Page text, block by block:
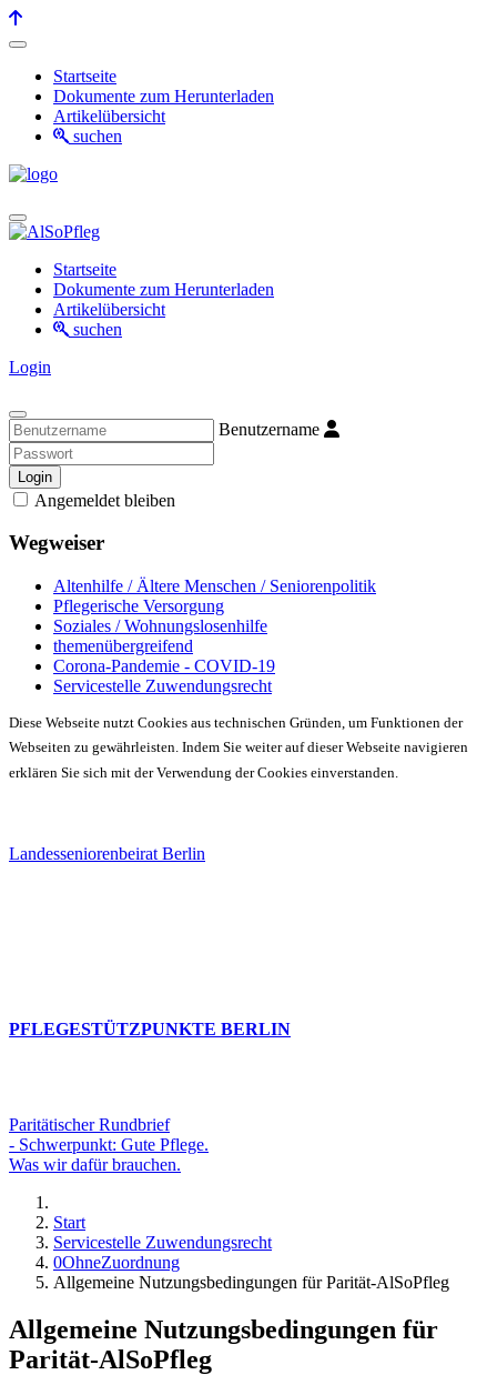
Startseite
Dokumente zum Herunterladen
Artikelübersicht
suchen
Startseite
Dokumente zum Herunterladen
Artikelübersicht
suchen
Login
Benutzername
Login
Angemeldet bleiben
Wegweiser
Altenhilfe / Ältere Menschen / Seniorenpolitik
Pflegerische Versorgung
Soziales / Wohnungslosenhilfe
themenübergreifend
Corona-Pandemie - COVID-19
Servicestelle Zuwendungsrecht
Diese Webseite nutzt Cookies aus technischen Gründen, um Funktionen der
Webseiten zu gewährleisten. Indem Sie weiter auf dieser Webseite navigieren
erklären Sie sich mit der Verwendung der Cookies einverstanden.
Landesseniorenbeirat Berlin
PFLEGESTÜTZPUNKTE BERLIN
Paritätischer Rundbrief
- Schwerpunkt: Gute Pflege.
Was wir dafür brauchen.
Start
Servicestelle Zuwendungsrecht
0OhneZuordnung
Allgemeine Nutzungsbedingungen für Parität-AlSoPfleg
Allgemeine Nutzungsbedingungen für
Parität-AlSoPfleg